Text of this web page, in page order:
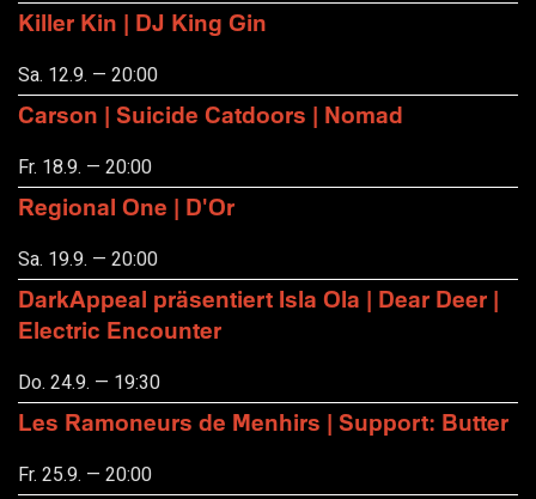
Killer Kin | DJ King Gin
Sa. 12.9. — 20:00
Carson | Suicide Catdoors | Nomad
Fr. 18.9. — 20:00
Regional One | D'Or
Sa. 19.9. — 20:00
DarkAppeal präsentiert Isla Ola | Dear Deer |
Electric Encounter
Do. 24.9. — 19:30
Les Ramoneurs de Menhirs | Support: Butter
Fr. 25.9. — 20:00